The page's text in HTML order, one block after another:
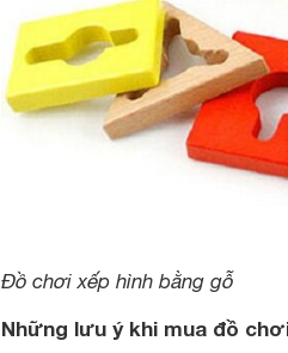
Đồ chơi xếp hình bằng gỗ
Những lưu ý khi mua đồ